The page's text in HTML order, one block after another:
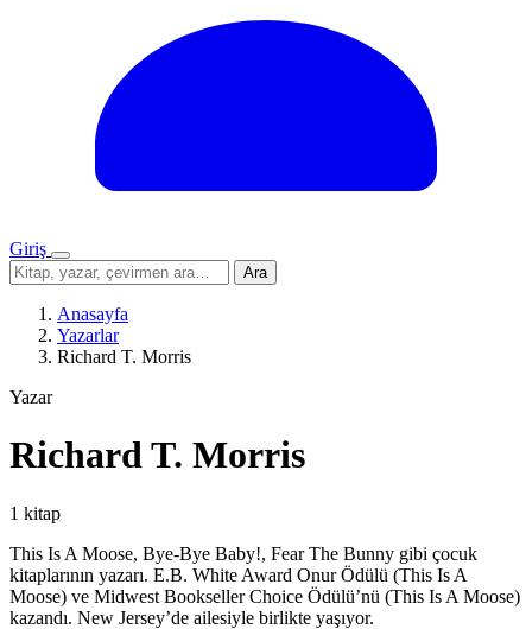
Giriş
Menü
Sitede
ara
Ara
Anasayfa
Yazarlar
Richard T. Morris
Yazar
Richard T. Morris
1 kitap
This Is A Moose, Bye-Bye Baby!, Fear The Bunny gibi çocuk
kitaplarının yazarı. E.B. White Award Onur Ödülü (This Is A
Moose) ve Midwest Bookseller Choice Ödülü’nü (This Is A Moose)
kazandı. New Jersey’de ailesiyle birlikte yaşıyor.